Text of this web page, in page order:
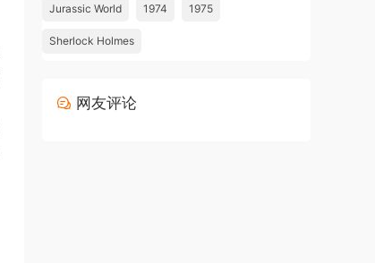
Jurassic World 1974 1975
Sherlock Holmes
网友评论